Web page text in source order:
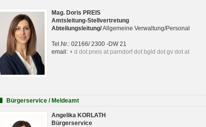
Mag. Doris PREIS
Amtsleitung-Stellvertretung
Abteilungsleitung/Allgemeine Verwaltung/Personal
Tel.Nr.: 02166/ 2300 -DW 21
email:
d dot preis at parndorf dot bgld dot gv dot at
Bürgerservice / Meldeamt
Angelika KORLATH
Bürgerservice